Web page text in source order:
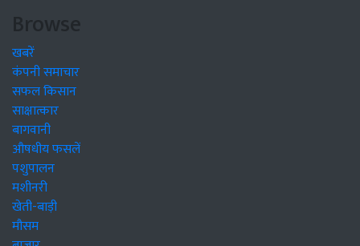
Browse
खबरें
कंपनी समाचार
सफल किसान
साक्षात्कार
बागवानी
औषधीय फसलें
पशुपालन
मशीनरी
खेती-बाड़ी
मौसम